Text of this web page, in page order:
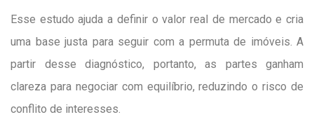
Esse estudo ajuda a definir o valor real de mercado e cria
uma base justa para seguir com a permuta de imóveis. A
partir desse diagnóstico, portanto, as partes ganham
clareza para negociar com equilíbrio, reduzindo o risco de
conflito de interesses.